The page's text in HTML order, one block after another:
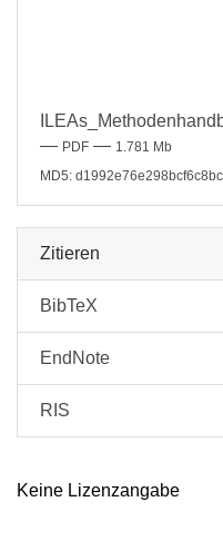
— PDF — 1.781 Mb
MD5:
Zitieren
BibTeX
EndNote
RIS
Keine Lizenzangabe